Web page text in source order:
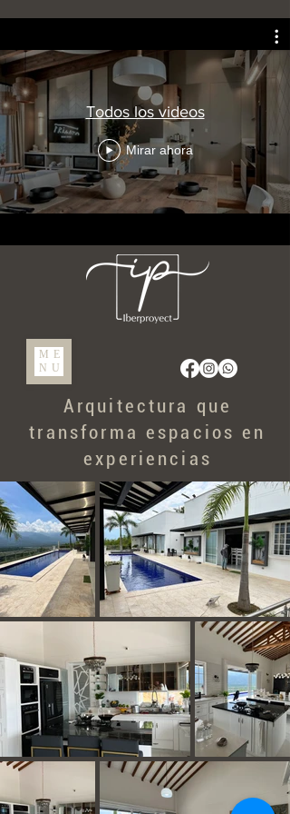
ME
NU
Arquitectura que
transforma espacios en
experiencias
Todos los videos
Mirar ahora